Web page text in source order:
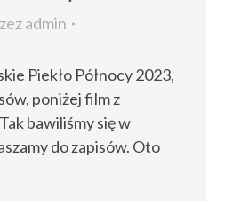
admin
Piekło Północy 2023,
poniżej film z
bawiliśmy się w
do zapisów. Oto